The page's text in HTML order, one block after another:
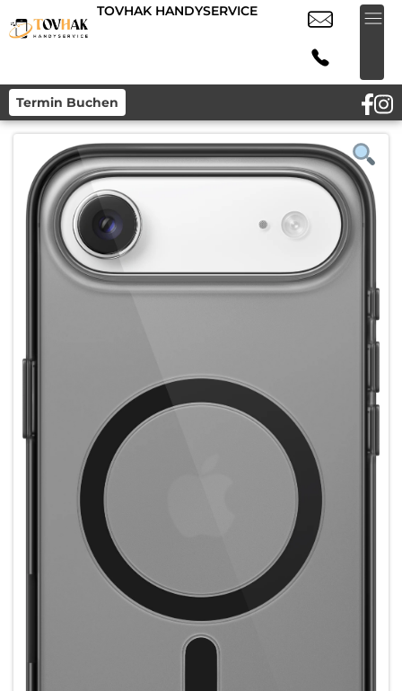
TOVHAK HANDYSERVICE
Termin Buchen